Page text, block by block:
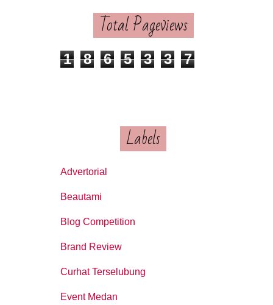
Total Pageviews
1 8 6 5 3 3 7
Labels
Advertorial
Beautami
Blog Competition
Brand Review
Curhat Terselubung
Event Medan